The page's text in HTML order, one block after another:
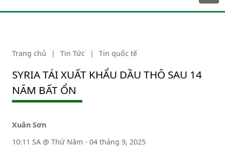
Trang chủ | Tin Tức | Tin quốc tế
SYRIA TÁI XUẤT KHẨU DẦU THÔ SAU 14
NĂM BẤT ỔN
Xuân Sơn
10:11 SA @ Thứ Năm - 04 tháng 9, 2025